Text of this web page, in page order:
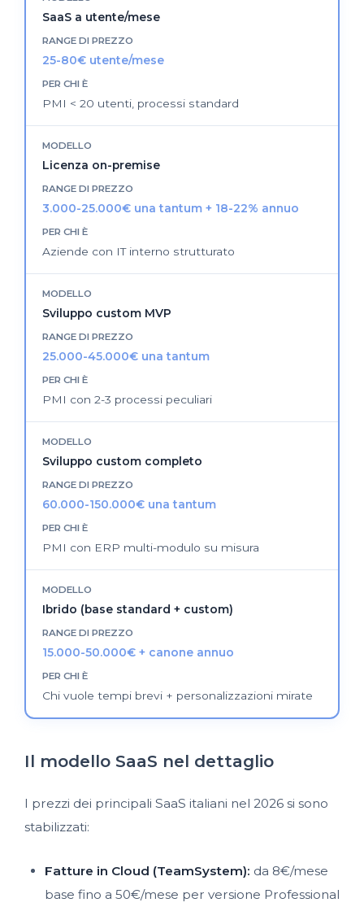
SaaS a utente/mese
25-80€ utente/mese
PMI < 20 utenti, processi standard
Licenza on-premise
3.000-25.000€ una tantum + 18-22% annuo
Aziende con IT interno strutturato
Sviluppo custom MVP
25.000-45.000€ una tantum
PMI con 2-3 processi peculiari
Sviluppo custom completo
60.000-150.000€ una tantum
PMI con ERP multi-modulo su misura
Ibrido (base standard + custom)
15.000-50.000€ + canone annuo
Chi vuole tempi brevi + personalizzazioni mirate
Il modello SaaS nel dettaglio
I prezzi dei principali SaaS italiani nel 2026 si sono
stabilizzati:
Fatture in Cloud (TeamSystem): da 8€/mese
base fino a 50€/mese per versione Professional